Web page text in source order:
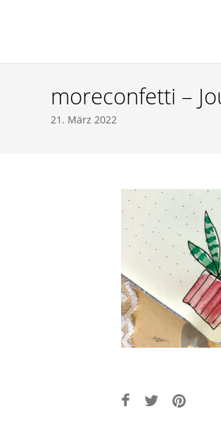
moreconfetti –
21. März 2022